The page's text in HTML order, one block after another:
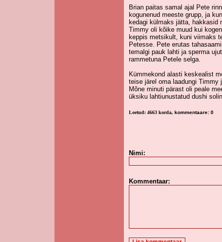
Brian paitas samal ajal Pete
kogunenud meeste grupp, ja
kedagi külmaks jätta, hakkasid
Timmy oli kõike muud kui
keppis metsikult, kuni viimaks
Petesse. Pete erutas
temalgi pauk lahti ja sperma
rammetuna Petele selga.
Kümmekond alasti keskealist
teise järel oma laadungi
Mõne minuti pärast oli peale
üksiku lahtiunustatud dushi
Loetud: 4663 korda, kommentaare: 0
Nimi:
Kommentaar: